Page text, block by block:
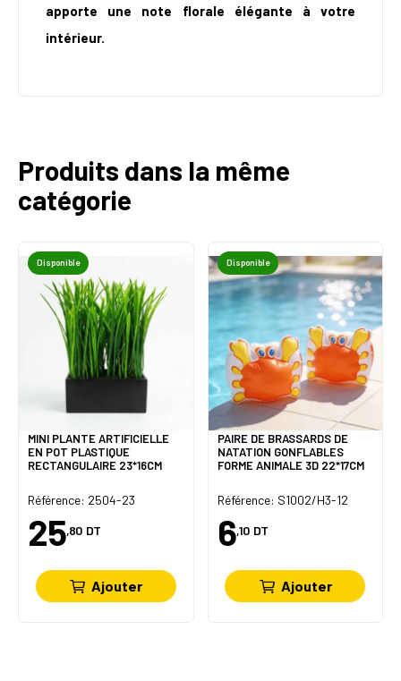
apporte une note florale élégante à votre
intérieur.
Produits dans la même
catégorie
Disponible
MINI PLANTE ARTIFICIELLE
EN POT PLASTIQUE
RECTANGULAIRE 23*16CM
Référence: 2504-23
25,80 DT
Ajouter
Disponible
PAIRE DE BRASSARDS DE
NATATION GONFLABLES
FORME ANIMALE 3D 22*17CM
Référence: S1002/H3-12
6,10 DT
Ajouter